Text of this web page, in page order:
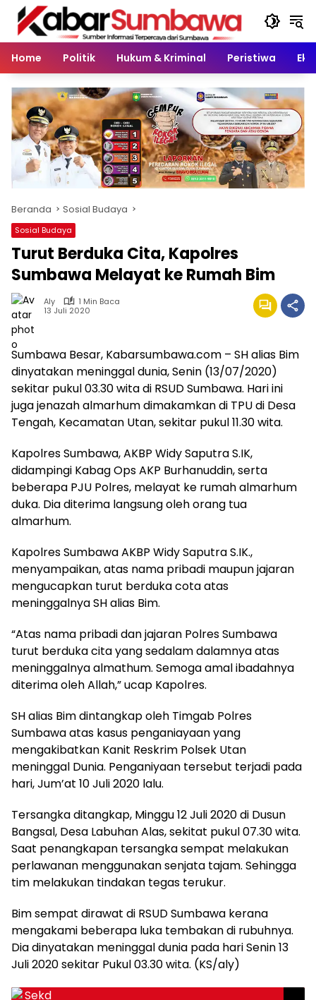
Langsung
konten
Home
Politik Hukum & Kriminal Peristiwa
Beranda Sosial Budaya
Sosial Budaya
Turut Berduka Cita, Kapolres
Sumbawa Melayat ke Rumah Bim
Aly
1 Min Baca
13 Juli 2020
Sumbawa Besar, Kabarsumbawa.com – SH alias Bim
dinyatakan meninggal dunia, Senin (13/07/2020)
sekitar pukul 03.30 wita di RSUD Sumbawa. Hari ini
juga jenazah almarhum dimakamkan di TPU di Desa
Tengah, Kecamatan Utan, sekitar pukul 11.30 wita.
Kapolres Sumbawa, AKBP Widy Saputra S.IK,
didampingi Kabag Ops AKP Burhanuddin, serta
beberapa PJU Polres, melayat ke rumah almarhum
duka. Dia diterima langsung oleh orang tua
almarhum.
Kapolres Sumbawa AKBP Widy Saputra S.IK.,
menyampaikan, atas nama pribadi maupun jajaran
mengucapkan turut berduka cota atas
meninggalnya SH alias Bim.
“Atas nama pribadi dan jajaran Polres Sumbawa
turut berduka cita yang sedalam dalamnya atas
meninggalnya almathum. Semoga amal ibadahnya
diterima oleh Allah,” ucap Kapolres.
SH alias Bim dintangkap oleh Timgab Polres
Sumbawa atas kasus penganiayaan yang
mengakibatkan Kanit Reskrim Polsek Utan
meninggal Dunia. Penganiyaan tersebut terjadi pada
hari, Jum’at 10 Juli 2020 lalu.
Tersangka ditangkap, Minggu 12 Juli 2020 di Dusun
Bangsal, Desa Labuhan Alas, sekitat pukul 07.30 wita.
Saat penangkapan tersangka sempat melakukan
perlawanan menggunakan senjata tajam. Sehingga
tim melakukan tindakan tegas terukur.
Bim sempat dirawat di RSUD Sumbawa kerana
mengakami beberapa luka tembakan di rubuhnya.
Dia dinyatakan meninggal dunia pada hari Senin 13
Juli 2020 sekitar Pukul 03.30 wita. (KS/aly)